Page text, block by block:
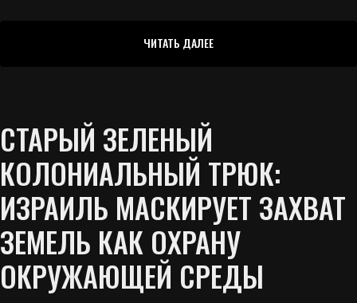
ЧИТАТЬ ДАЛЕЕ
СТАРЫЙ ЗЕЛЕНЫЙ
КОЛОНИАЛЬНЫЙ ТРЮК:
ИЗРАИЛЬ МАСКИРУЕТ ЗАХВАТ
ЗЕМЕЛЬ КАК ОХРАНУ
ОКРУЖАЮЩЕЙ СРЕДЫ